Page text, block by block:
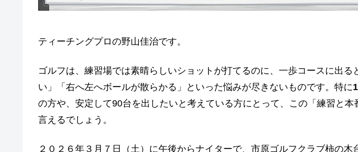
ティーチングプロの野山佳治です。
ゴルフは、練習場では素晴らしいショットが打てるのに、一歩コースに出る
い」「右へ左へボールが散らかる」といった悩みが尽きないものです。特に
の方や、安定して90台を出したいと考えている方にとって、この「練習と本
言えるでしょう。
２０２６年３月７日（土）に午後からナイターで、市原ゴルフクラブ柿の木